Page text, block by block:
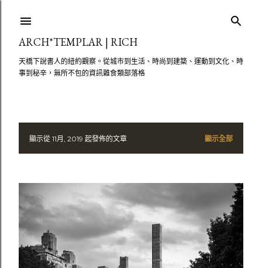
ARCH*TEMPLAR | RICH
天橋下說書人的紐約觀察。從城市到生活、時尚到建築、運動到文化、時
事到秘辛，無所不包的資訊雜食類部落格
文顯示從 11月, 2019 起發佈的文章 顯示全部